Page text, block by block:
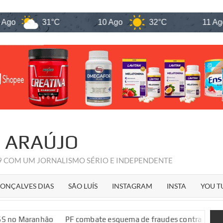
10 Ago 32°C 11 Ago
UM JORNALISMO SÉRIO E INDEPENDENTE
DIAS SÃO LUÍS INSTAGRAM INSTA YOU
combate esquema de fraudes contra o INSS no Maranhão